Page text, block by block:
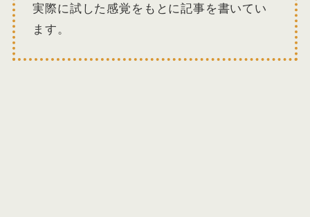
実際に試した感覚をもとに記事を書いてい
ます。